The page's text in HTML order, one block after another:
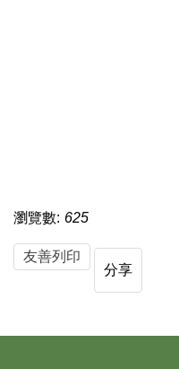
瀏覽數: 625
友善列印
分享